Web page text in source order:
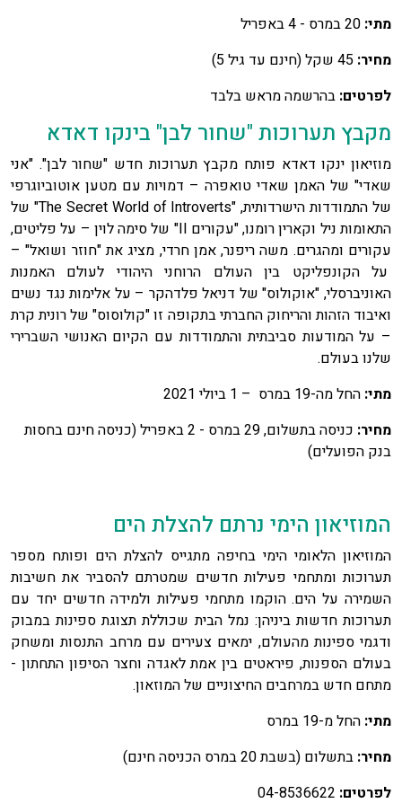
מתי:
מחיר:
לפרטים: בהרשמה מראש בלבד
מקבץ תערוכות "שחור לבן" בינקו דאדא
מוזיאון ינקו דאדא פותח מקבץ תערוכות חדש "שחור לבן". "אני
שאדי" של האמן שאדי טואפרה – דמויות עם מטען אוטוביוגרפי
של התמודדות הישרדותית, "The Secret World of Introverts" של
התאומות ניל וקארין רומנו, "עקורים II" של סימה לוין – על פליטים,
עקורים ומהגרים. משה ריפנר, אמן חרדי, מציג את "חוזר ושואל" –
על הקונפליקט בין העולם הרוחני היהודי לעולם האמנות
האוניברסלי, "אוקולוס" של דניאל פלדהקר – על אלימות נגד נשים
ואיבוד הזהות והריחוק החברתי בתקופה זו "קולוסוס" של רונית קרת
– על המודעות סביבתית והתמודדות עם הקיום האנושי השברירי
שלנו בעולם.
מתי: החל מה-19 במרס – 1 ביולי 2021
מחיר:
כניסה בתשלום, 29 במרס - 2 באפריל (כניסה חינם בחסות
בנק הפועלים)
המוזיאון הימי נרתם להצלת הים
המוזיאון הלאומי הימי בחיפה מתגייס להצלת הים ופותח מספר
תערוכות ומתחמי פעילות חדשים שמטרתם להסביר את חשיבות
השמירה על הים. הוקמו מתחמי פעילות ולמידה חדשים יחד עם
תערוכות חדשות ביניהן: נמל הבית שכוללת תצוגת ספינות במבוק
ודגמי ספינות מהעולם, ימאים צעירים עם מרחב התנסות ומשחק
בעולם הספנות, פיראטים בין אמת לאגדה וחצר הסיפון התחתון -
מתחם חדש במרחבים החיצוניים של המוזאון.
מתי: החל מ-19 במרס
מחיר: בתשלום (בשבת 20 במרס הכניסה חינם)
לפרטים: